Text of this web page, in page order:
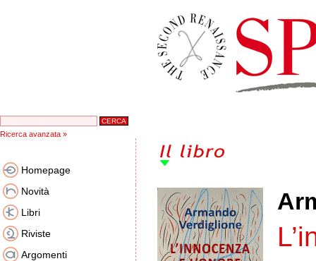
Ricerca avanzata »
Homepage
Novità
Libri
Riviste
Argomenti